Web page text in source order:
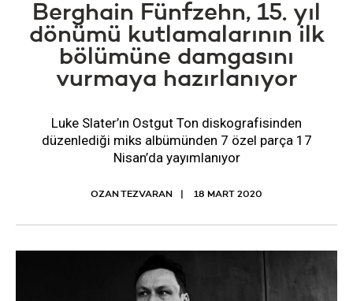
Berghain Fünfzehn, 15. yıl
dönümü kutlamalarının ilk
bölümüne damgasını
vurmaya hazırlanıyor
Luke Slater’ın Ostgut Ton diskografisinden
düzenlediği miks albümünden 7 özel parça 17
Nisan’da yayımlanıyor
OZAN TEZVARAN 18 MART 2020